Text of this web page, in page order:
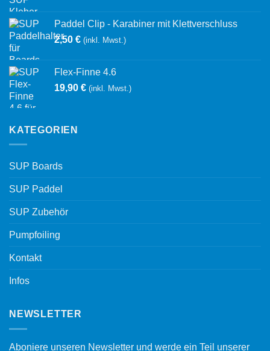
Paddel Clip - Karabiner mit Klettverschluss
2,50 € (inkl. Mwst.)
Flex-Finne 4.6
19,90 € (inkl. Mwst.)
KATEGORIEN
SUP Boards
SUP Paddel
SUP Zubehör
Pumpfoiling
Kontakt
Infos
NEWSLETTER
Aboniere unseren Newsletter und werde ein Teil unserer